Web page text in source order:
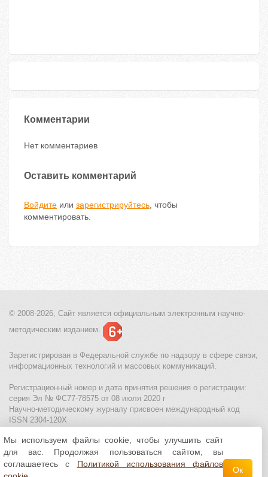
Комментарии
Нет комментариев
Оставить комментарий
Войдите или зарегистрируйтесь, чтобы
комментировать.
© 2008-2026, Сайт является официальным электронным научно-
методическим изданием.
Зарегистрирован в Федеральной службе по надзору в сфере связи,
информационных технологий и массовых коммуникаций.
Регистрационный номер и дата принятия решения о регистрации:
серия Эл № ФС77-78575 от 08 июля 2020 г
Научно-методическому журналу присвоен международный код
ISSN 2304-120X
МЦИТО|Школьные олимпиады и онлайн конкурсы для детей
Политика использования файлов cookie| Политика обработки и
защиты персональных данных
Мы используем файлы cookie, чтобы улучшить сайт
для вас. Продолжая пользоваться сайтом, вы
соглашаетесь с Политикой использования файлов
Ок